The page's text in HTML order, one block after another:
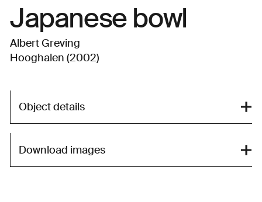
Japanese bowl
Albert Greving
Hooghalen (2002)
Object details
Download images